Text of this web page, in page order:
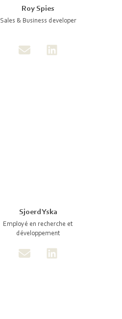
Roy Spies
Sales & Business developer
Sjoerd Yska
Employé en recherche et
développement